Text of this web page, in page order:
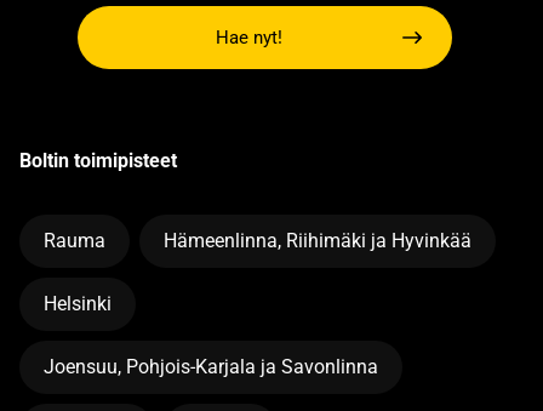
Hae nyt!
Boltin toimipisteet
Rauma Hämeenlinna, Riihimäki ja Hyvinkää
Helsinki
Joensuu, Pohjois-Karjala ja Savonlinna